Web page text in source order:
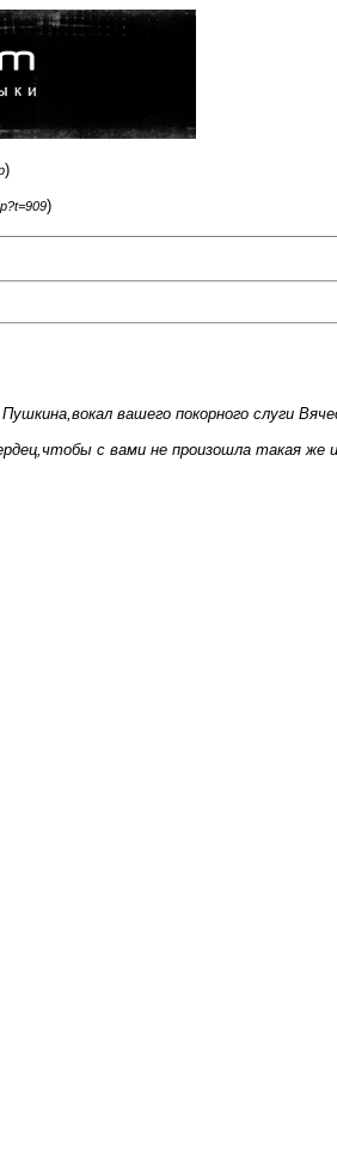
)
)
вашего покорного слуги
с вами не произошла такая же